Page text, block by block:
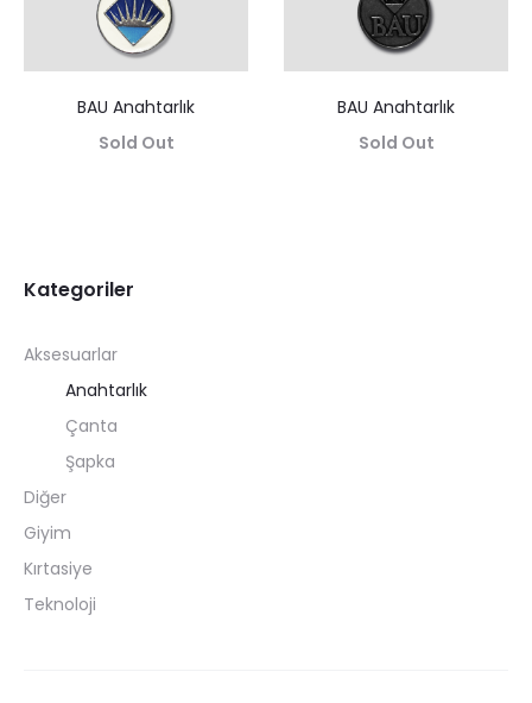
BAU Anahtarlık
Sold Out
BAU Anahtarlık
Sold Out
Kategoriler
Aksesuarlar
Anahtarlık
Çanta
Şapka
Diğer
Giyim
Kırtasiye
Teknoloji